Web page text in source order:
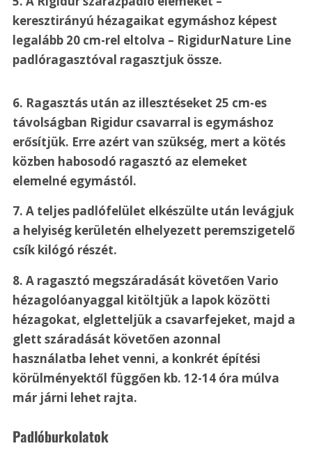
keresztirányú hézagaikat egymáshoz képest
legalább 20 cm-rel eltolva – RigidurNature Line
padló­ragasztóval ragasztjuk össze.
6. Ragasztás után az illesztéseket 25 cm-es
távolságban Rigidur csavarral is egymáshoz
erősítjük. Erre azért van szükség, mert a kötés
közben habosodó ragasztó az elemeket
elemelné egymástól.
7. A teljes padlófelület elkészülte után levágjuk
a helyiség kerületén elhelyezett peremszigetelő
csík kilógó részét.
8. A ragasztó megszáradását követően Vario
hézagolóanyaggal kitöltjük a lapok közötti
hézagokat, elgletteljük a csavarfejeket, majd a
glett száradását követően azonnal
használatba lehet venni, a konkrét építési
körülményektől függően kb. 12-14 óra múlva
már járni lehet rajta.
Padlóburkolatok